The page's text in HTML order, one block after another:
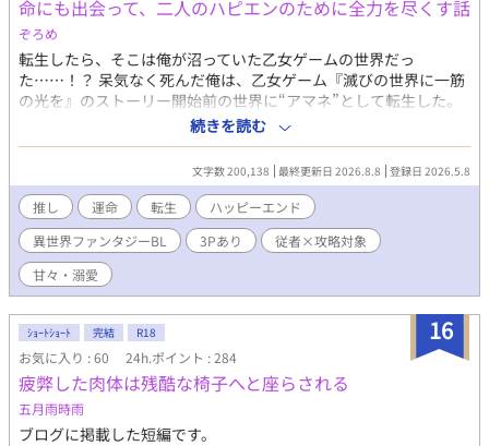
X→https://x.com/bunbun_melon 番外編にするまでもない小ネ
タSSは全てこちらです。甘かったり愛が重すぎてちょっと様子が
おかしかったり。私の脳内の墓場です。気軽に墓参りしていただ
けたら喜びます。
命にも出会って、二人のハピエンのために全力を尽くす話
ぞろめ
転生したら、そこは俺が沼っていた乙女ゲームの世界だっ
た……！？ 呆気なく死んだ俺は、乙女ゲーム『滅びの世界に一筋
の光を』のストーリー開始前の世界に“アマネ”として転生した。
そこで前世の推しであるレイリン様（幼少期）と、その半身であ
るリシュテイム様の専属従者として生きることに。 “レイリンと
リシュテイムは、母や従者を亡くしたことをきっかけに完全に心
を閉ざしてしまった” ゲームで語られたその一文を変えるため
に、王家から冷遇されてハッピーエンドを迎えられなった二人を
救うために、きっと俺は転生したんだ！ アマネは二人のバッドエ
ンド回避のため……否、ハッピーエンドのために全力で抗う。 壁
になりたい従者×愛を知った王子（二人）によるすれ違いBL！ ※
アマネ（攻め）、リン（受け）、イム（受け）の3人です。 幼少
済みです。 残酷描写、胸糞描写あり。 残酷・胸糞描写には※を、
濡れ場には＊のマークを題名に付けています。 初投稿なのでお手
柔らかにお願いします。 ムーンライトノベルズでも少し遅れて投
稿する予定です。
続きを読む
文字数 200,138 最終更新日 2026.8.8 登録日 2026.5.8
推し 運命 転生
ハッピーエンド
異世界ファンタジーBL
3Pあり
従者×攻略対象
甘々・溺愛
16
ｼｮｰﾄｼｮｰﾄ 完結 R18
お気に入り : 60 24h.ポイント : 284
疲弊した肉体は残酷な椅子へと座らされる
五月雨時雨
ブログに掲載した短編です。